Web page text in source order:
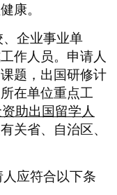
康。
企业事业单
作人员。申请人
题，出国研修计
在单位重点工
助出国留学人
关省、自治区、
应符合以下条